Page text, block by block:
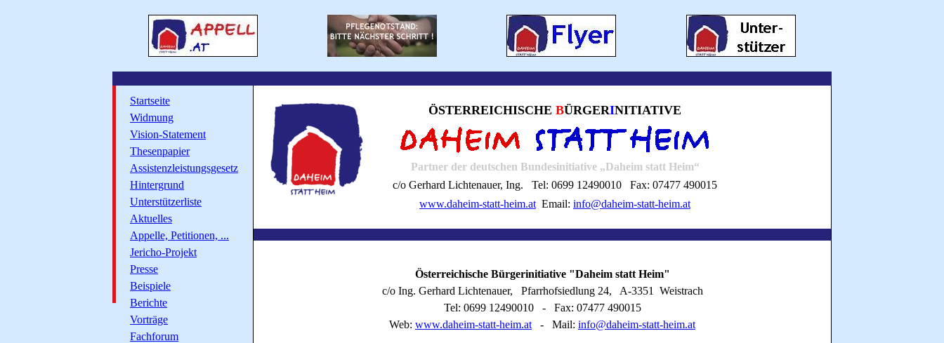
Startseite
Widmung
Vision-Statement
Thesenpapier
Assistenzleistungsgesetz
Hintergrund
Unterstützerliste
Aktuelles
Appelle, Petitionen, ...
Jericho-Projekt
Presse
Beispiele
Berichte
Vorträge
Fachforum
ÖSTERREICHISCHE BÜRGERINITIATIVE
Partner der deutschen Bundesinitiative „Daheim statt Heim“
c/o Gerhard Lichtenauer, Ing. Tel: 0699 12490010 Fax: 07477 490015
www.daheim-statt-heim.at Email: info@daheim-statt-heim.at
Österreichische Bürgerinitiative "Daheim statt Heim"
c/o Ing. Gerhard Lichtenauer, Pfarrhofsiedlung 24, A-3351 Weistrach
Tel: 0699 12490010 - Fax: 07477 490015
Web: www.daheim-statt-heim.at - Mail: info@daheim-statt-heim.at